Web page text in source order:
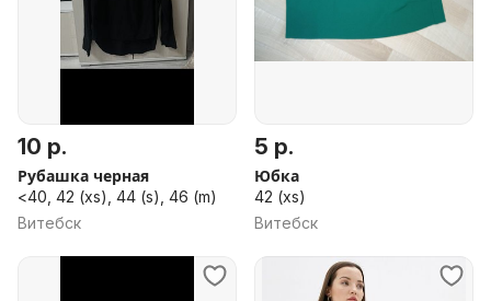
10 р.
Рубашка черная
<40, 42 (xs), 44 (s), 46 (m)
Витебск
5 р.
Юбка
42 (xs)
Витебск